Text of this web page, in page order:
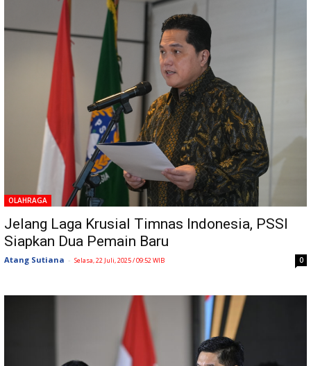
OLAHRAGA
Jelang Laga Krusial Timnas Indonesia, PSSI
Siapkan Dua Pemain Baru
Atang Sutiana - Selasa, 22 Juli, 2025 / 09:52 WIB 0